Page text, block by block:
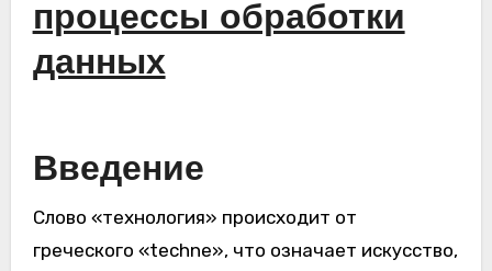
процессы обработки
данных
Введение
Слово «технология» происходит от
греческого «techne», что означает искусство,